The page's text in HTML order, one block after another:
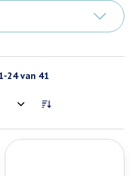
-24van 41